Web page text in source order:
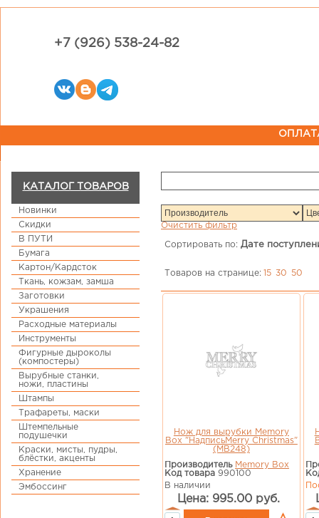
+7 (926) 538-24-82
КАТАЛОГ ТОВАРОВ
Новинки
Скидки
В ПУТИ
Бумага
Картон/Кардсток
Ткань, кожзам, замша
Заготовки
Украшения
Расходные материалы
Инструменты
Фигурные дыроколы
(компостеры)
Вырубные станки,
ножи, пластины
Штампы
Трафареты, маски
Штемпельные
подушечки
Краски, мисты, пудры,
блёстки, акценты
Хранение
Эмбоссинг
Очистить фильтр
Сортировать по: Дате
Товаров на странице: 15 30 50
Нож для вырубки Memory
Box "НадписьMerry Christmas"
(MB248)
Производитель Memory Box
Код товара 990100
В наличии
Цена: 995.00 руб.